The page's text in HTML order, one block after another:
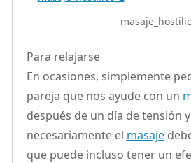
Para relajarse
En ocasiones, simplemente
pareja que nos ayude con un
después de un día de tensión
necesariamente el masaje
que puede incluso tener un